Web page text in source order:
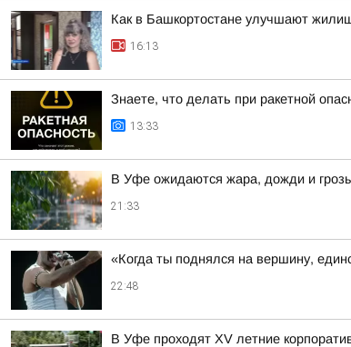
Как в Башкортостане улучшают
16:13
Знаете, что делать при ракетной
13:33
В Уфе ожидаются жара, дожди и
21:33
«Когда ты поднялся на вершину,
22:48
В Уфе проходят XV летние